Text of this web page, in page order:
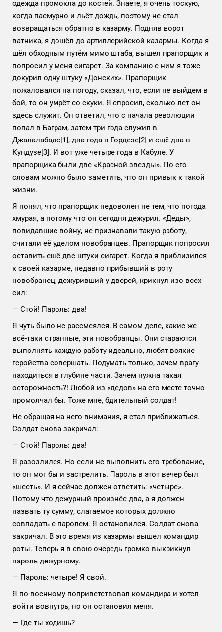
одежда промокла до костей. Знаете, я очень тоскую,
когда пасмурно и льёт дождь, поэтому не стал
возвращаться обратно в казарму. Подняв ворот
ватника, я дошёл до артиллерийской казармы. Когда я
шёл обходным путём мимо штаба, вышел прапорщик и
попросил у меня сигарет. За компанию с ним я тоже
докурил одну штуку «Донских». Прапорщик
пожаловался на погоду, сказал, что, если не выйдем в
бой, то он умрёт со скуки. Я спросил, сколько лет он
здесь служит. Он ответил, что с начала революции
попал в Баграм, затем три года служил в
Джалалабаде[1], два года в Гордезе[2] и ещё два в
Кундузе[3]. И вот уже четыре года в Кабуле. У
прапорщика были две «Красной звезды». По его
словам можно было заметить, что он привык к такой
жизни.
Я понял, что прапорщик недоволен не тем, что погода
хмурая, а потому что он сегодня дежурил. «Деды»,
повидавшие войну, не признавали такую работу,
считали её уделом новобранцев. Прапорщик попросил
оставить ещё две штуки сигарет. Когда я приблизился
к своей казарме, недавно прибывший в роту
новобранец, дежуривший у дверей, крикнул изо всех
сил:
— Стой! Пароль: два!
Я чуть было не рассмеялся. В самом деле, какие же
всё-таки странные, эти новобранцы. Они стараются
выполнять каждую работу идеально, любят всякие
геройства совершать. Подумать только, зачем врагу
находиться в глубине части. Зачем нужна такая
осторожность?! Любой из «дедов» на его месте точно
промолчал бы. Тоже мне, бдительный солдат!
Не обращая на него внимания, я стал приближаться.
Солдат снова закричал:
— Стой! Пароль: два!
Я разозлился. Но если не выполнить его требование,
то он мог бы и застрелить. Пароль в этот вечер был
«шесть». И я сейчас должен ответить: «четыре».
Потому что дежурный произнёс два, а я должен
назвать ту сумму, слагаемое которых должно
совпадать с паролем. Я остановился. Солдат снова
закричал. В это время из казармы вышел командир
роты. Теперь я в свою очередь громко выкрикнул
пароль дежурному.
— Пароль: четыре! Я свой.
Я по-военному поприветствовал командира и хотел
войти вовнутрь, но он остановил меня.
— Где ты ходишь?